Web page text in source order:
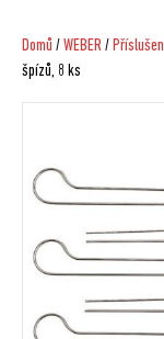
Domů /WEBER/
špízů, 8 ks